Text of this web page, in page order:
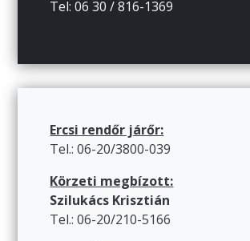
Tel: 06 30 / 816-1369
Ercsi rendőr járőr:
Tel.: 06-20/3800-039
Körzeti megbízott:
Szilukács Krisztián
Tel.: 06-20/210-5166